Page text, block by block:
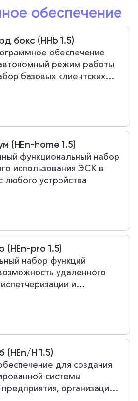
обеспечение
бокс (HHb 1.5)
обеспечение
режим работы
базовых клиентских
(HEn-home 1.5)
функциональный набор
использования ЭСК в
любого устройства
(HEn-pro 1.5)
набор функций
удаленного
и
с помощью
web-приложения
(HEn/H 1.5)
для создания
системы
организации